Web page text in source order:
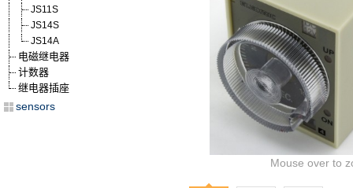
Mouse over to
JS11S
JS14S
JS14A
电磁继电器
计数器
继电器插座
sensors